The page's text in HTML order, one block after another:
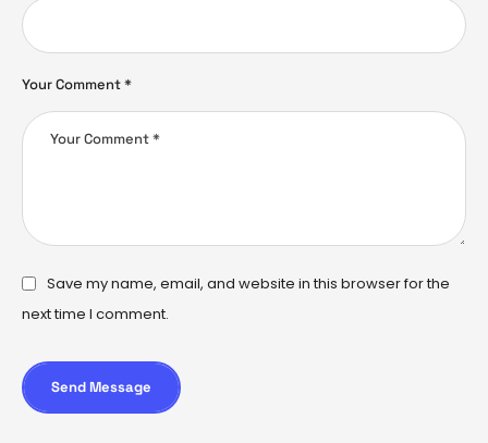
Your Comment *
Save my name, email, and website in this browser for the
next time I comment.
Send Message